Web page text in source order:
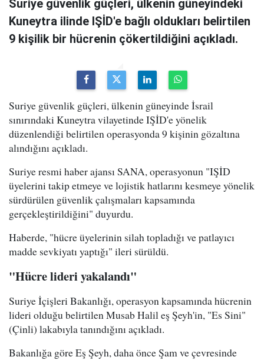
Suriye güvenlik güçleri, ülkenin güneyindeki
Kuneytra ilinde IŞİD'e bağlı oldukları belirtilen
9 kişilik bir hücrenin çökertildiğini açıkladı.
Suriye güvenlik güçleri, ülkenin güneyinde İsrail
sınırındaki Kuneytra vilayetinde IŞİD'e yönelik
düzenlendiği belirtilen operasyonda 9 kişinin gözaltına
alındığını açıkladı.
Suriye resmi haber ajansı SANA, operasyonun "IŞİD
üyelerini takip etmeye ve lojistik hatlarını kesmeye yönelik
sürdürülen güvenlik çalışmaları kapsamında
gerçekleştirildiğini" duyurdu.
Haberde, "hücre üyelerinin silah topladığı ve patlayıcı
madde sevkiyatı yaptığı" ileri sürüldü.
"Hücre lideri yakalandı"
Suriye İçişleri Bakanlığı, operasyon kapsamında hücrenin
lideri olduğu belirtilen Musab Halil eş Şeyh'in, "Es Sini"
(Çinli) lakabıyla tanındığını açıkladı.
Bakanlığa göre Eş Şeyh, daha önce Şam ve çevresinde